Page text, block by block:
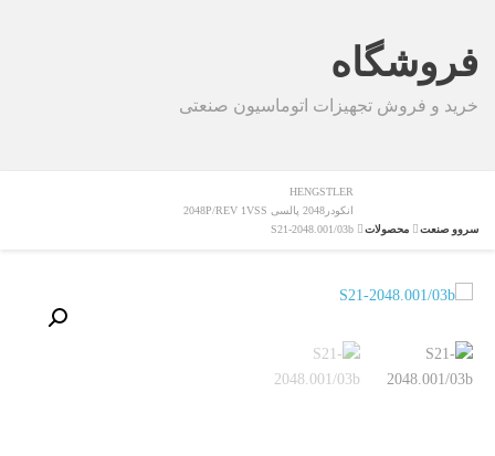
فروشگاه
خرید و فروش تجهیزات اتوماسیون صنعتی
سروو صنعت محصولات
HENGSTLER
انکودر2048 پالسی 2048P/REV 1VSS
S21-2048.001/03b